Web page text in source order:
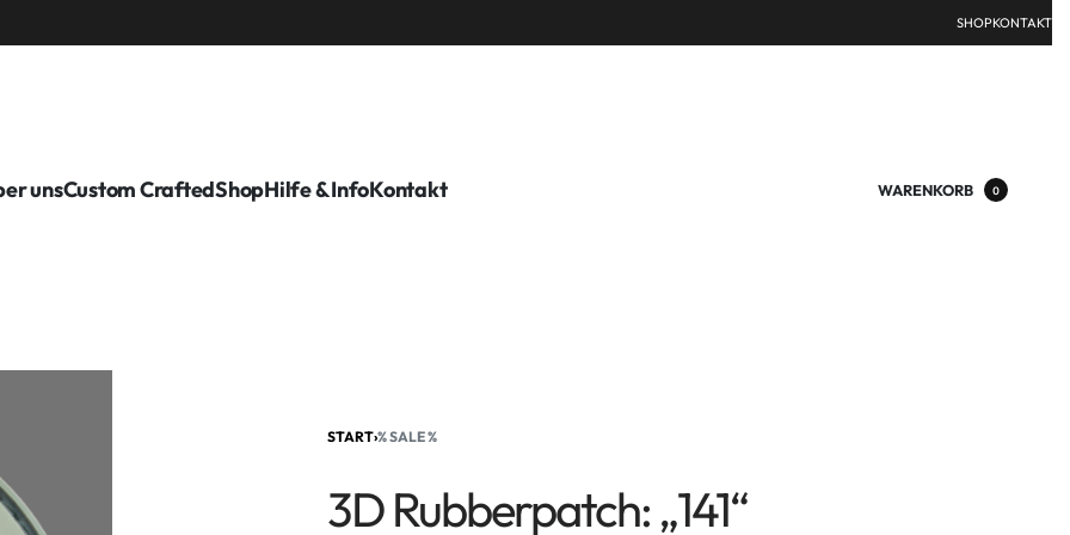
SHOPKONTAKT
unsCustom CraftedShopHilfe & InfoKontakt WARENKORB 0
START›% SALE %
3D Rubberpatch: „141“